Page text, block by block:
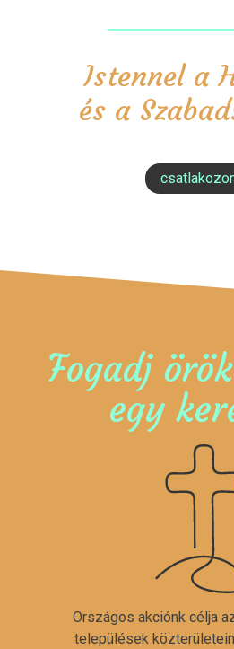
Istennel a
és a
Fogadj
egy
Országos akciónk célja
települések